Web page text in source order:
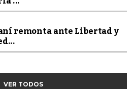
remonta ante Libertad y
VER TODOS